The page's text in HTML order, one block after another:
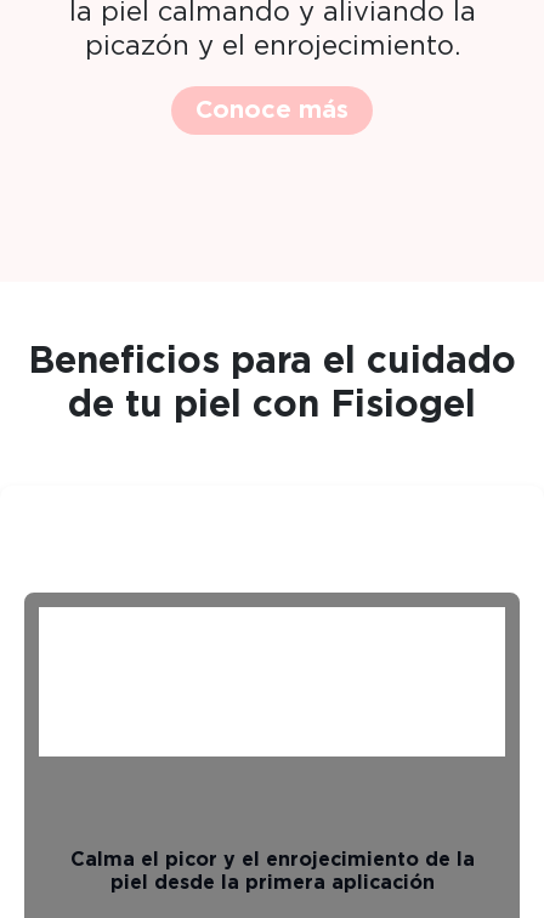
la piel calmando y aliviando la
picazón y el enrojecimiento.​
Conoce más
Beneficios para el cuidado
de tu piel con Fisiogel
Calma el picor y el enrojecimiento de la
piel desde la primera aplicación